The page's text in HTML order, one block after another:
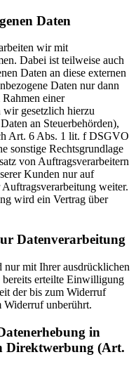
Daten
wir mit
Dabei ist teilweise auch
Daten an diese externen
Daten nur dann
einer
gesetzlich hierzu
an Steuerbehörden),
Art. 6 Abs. 1 lit. f DSGVO
sonstige Rechtsgrundlage
von Auftragsverarbeitern
Kunden nur auf
weiter.
wird ein Vertrag über
Datenverarbeitung
nur mit Ihrer ausdrücklichen
erteilte Einwilligung
der bis zum Widerruf
Widerruf unberührt.
in
Direktwerbung (Art.